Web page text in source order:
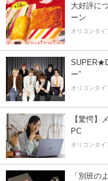
大好評に
ーン
オリコンタイ
ー”
オリコンタイ
【驚愕】
PC
オリコンタイ
「別班の